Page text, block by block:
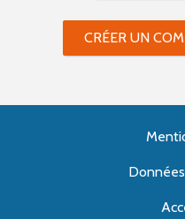
CRÉER UN